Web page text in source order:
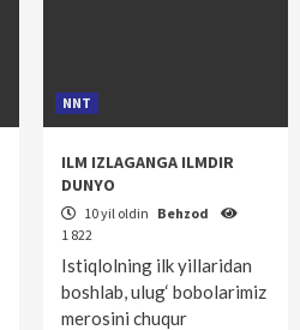
NNT
ILM IZLAGANGA ILMDIR
DUNYO
10 yil oldin Behzod
1 822
Istiqlolning ilk yillaridan
boshlab, ulug‘ bobolarimiz
merosini chuqur